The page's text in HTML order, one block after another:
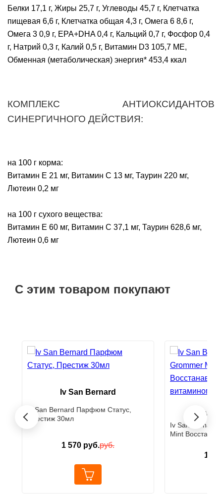
Белки 17,1 г, Жиры 25,7 г, Углеводы 45,7 г, Клетчатка
пищевая 6,6 г, Клетчатка общая 4,3 г, Омега 6 8,6 г,
Омега 3 0,9 г, EPA+DHA 0,4 г, Кальций 0,7 г, Фосфор 0,4
г, Натрий 0,3 г, Калий 0,5 г, Витамин D3 105,7 МЕ,
Обменная (метаболическая) энергия* 453,4 ккал
КОМПЛЕКС АНТИОКСИДАНТОВ
СИНЕРГИЧНОГО ДЕЙСТВИЯ:
на 100 г корма:
Витамин E 21 мг, Витамин C 13 мг, Таурин 220 мг,
Лютеин 0,2 мг
на 100 г сухого вещества:
Витамин E 60 мг, Витамин C 37,1 мг, Таурин 628,6 мг,
Лютеин 0,6 мг
С этим товаром покупают
Iv San Bernard
Iv San Bernard Парфюм Статус,
Престиж 30мл
1 570руб.руб.
Iv
Iv San Bernard
Mint
1
‹ ›